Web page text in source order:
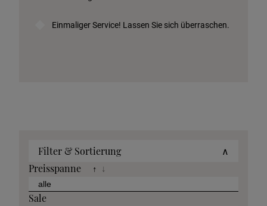
Einmaliger Service! Lassen Sie sich überraschen.
Filter & Sortierung
∧
Preisspanne
↑ ↓
Sale